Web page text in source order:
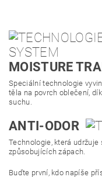
MOISTURE
Speciální technologie
těla na povrch oblečení,
suchu.
ANTI-ODOR
Technologie, která
způsobujících zápach.
Buďte první, kdo napíše